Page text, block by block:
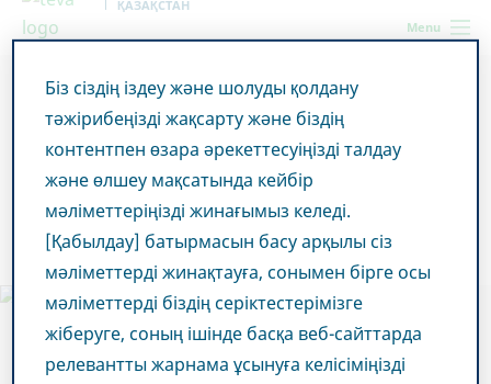
Menu
ҚАЗАҚСТАН
Kazakhstan Қосқан үлесіміз
Қауымдастығымызбен
серіктестік
Қауымдастығымызбен
серіктестік
Біз сіздің іздеу және шолуды қолдану
тәжірибеңізді жақсарту және біздің
контентпен өзара әрекеттесуіңізді талдау
және өлшеу мақсатында кейбір
мәліметтеріңізді жинағымыз келеді.
[Қабылдау] батырмасын басу арқылы сіз
мәліметтерді жинақтауға, сонымен бірге осы
мәліметтерді біздің серіктестерімізге
жіберуге, соның ішінде басқа веб-сайттарда
релевантты жарнама ұсынуға келісіміңізді